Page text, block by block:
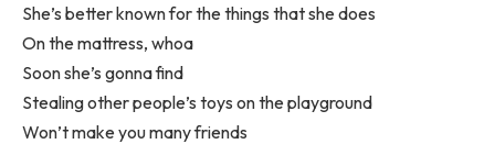
She’s better known for the things that she does
On the mattress, whoa
Soon she’s gonna find
Stealing other people’s toys on the playground
Won’t make you many friends